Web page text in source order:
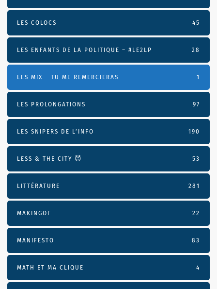
LES COLOCS 45
LES ENFANTS DE LA POLITIQUE – #LE2LP 28
LES MIX - TU ME REMERCIERAS 1
LES PROLONGATIONS 97
LES SNIPERS DE L’INFO 190
LESS & THE CITY 😈 53
LITTÉRATURE 281
MAKINGOF 22
MANIFESTO 83
MATH ET MA CLIQUE 4